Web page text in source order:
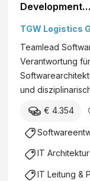
Development
(M/W/D)*
TGW Logistics
Teamlead
Verantwortung
und
€ 4.354
IT
IT Leitung &